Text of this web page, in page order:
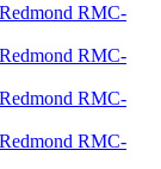
RMC-
RMC-
RMC-
RMC-